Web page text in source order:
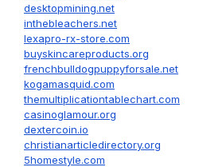
desktopmining.net
inthebleachers.net
lexapro-rx-store.com
buyskincareproducts.org
frenchbulldogpuppyforsale.net
kogamasquid.com
themultiplicationtablechart.com
casinoglamour.org
dextercoin.io
christianarticledirectory.org
5homestyle.com